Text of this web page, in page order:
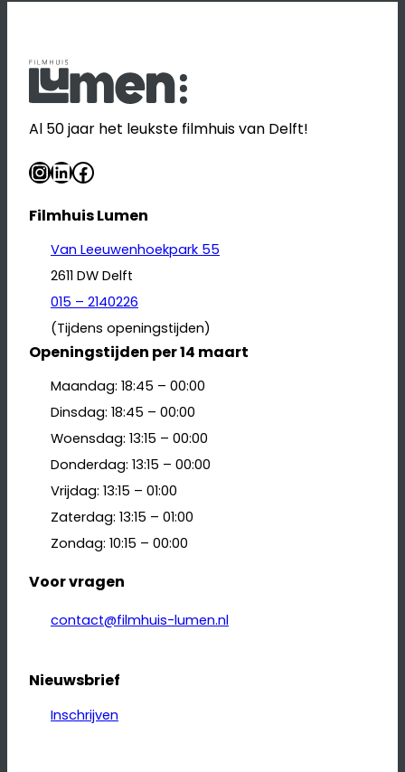
Al 50 jaar het leukste filmhuis van Delft!
InstagramLinkedIn Facebook
Filmhuis Lumen
Van Leeuwenhoekpark 55
2611 DW Delft
015 – 2140226
(Tijdens openingstijden)
Openingstijden per 14 maart
Maandag: 18:45 – 00:00
Dinsdag: 18:45 – 00:00
Woensdag: 13:15 – 00:00
Donderdag: 13:15 – 00:00
Vrijdag: 13:15 – 01:00
Zaterdag: 13:15 – 01:00
Zondag: 10:15 – 00:00
Voor vragen
contact@filmhuis-lumen.nl
Nieuwsbrief
Inschrijven